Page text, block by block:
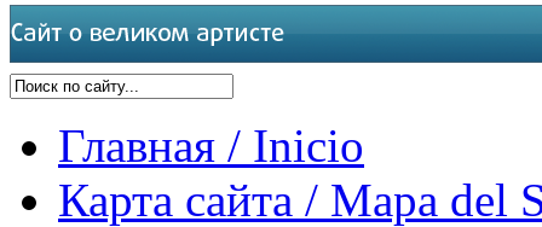
Главная / Inicio
Карта сайта / Mapa del